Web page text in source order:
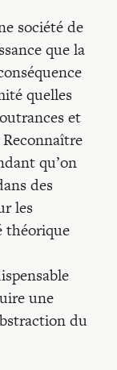
société de
que la
quelles
et
qu’on
des
les
théorique
une
du